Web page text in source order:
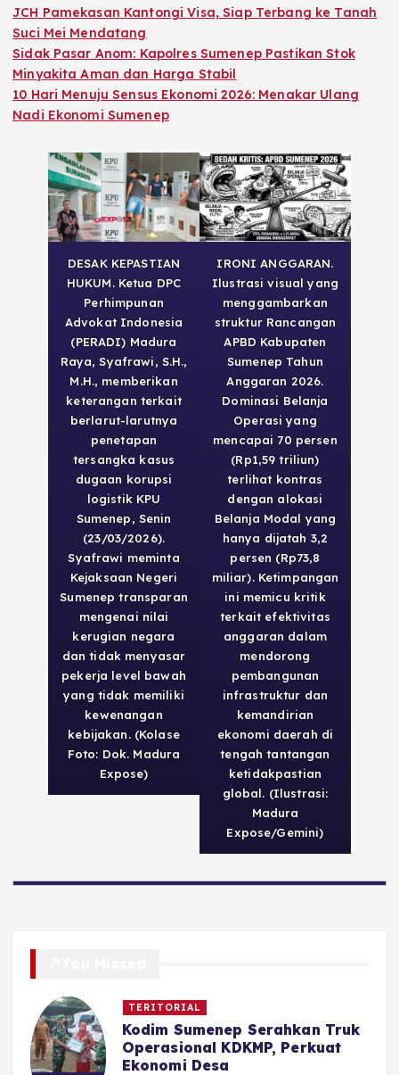
JCH Pamekasan Kantongi Visa, Siap Terbang ke Tanah
Suci Mei Mendatang
Sidak Pasar Anom: Kapolres Sumenep Pastikan Stok
Minyakita Aman dan Harga Stabil
10 Hari Menuju Sensus Ekonomi 2026: Menakar Ulang
Nadi Ekonomi Sumenep
DESAK KEPASTIAN
HUKUM. Ketua DPC
Perhimpunan
Advokat Indonesia
(PERADI) Madura
Raya, Syafrawi, S.H.,
M.H., memberikan
keterangan terkait
berlarut-larutnya
penetapan
tersangka kasus
dugaan korupsi
logistik KPU
Sumenep, Senin
(23/03/2026).
Syafrawi meminta
Kejaksaan Negeri
Sumenep transparan
mengenai nilai
kerugian negara
dan tidak menyasar
pekerja level bawah
yang tidak memiliki
kewenangan
kebijakan. (Kolase
Foto: Dok. Madura
Expose)
IRONI ANGGARAN.
Ilustrasi visual yang
menggambarkan
struktur Rancangan
APBD Kabupaten
Sumenep Tahun
Anggaran 2026.
Dominasi Belanja
Operasi yang
mencapai 70 persen
(Rp1,59 triliun)
terlihat kontras
dengan alokasi
Belanja Modal yang
hanya dijatah 3,2
persen (Rp73,8
miliar). Ketimpangan
ini memicu kritik
terkait efektivitas
anggaran dalam
mendorong
pembangunan
infrastruktur dan
kemandirian
ekonomi daerah di
tengah tantangan
ketidakpastian
global. (Ilustrasi:
Madura
Expose/Gemini)
TERITORIAL
Kodim Sumenep Serahkan Truk
Operasional KDKMP, Perkuat
Ekonomi Desa